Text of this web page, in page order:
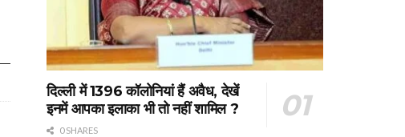
दिल्ली में 1396 कॉलोनियां हैं अवैध, देखें
इनमें आपका इलाका भी तो नहीं शामिल ?
0 SHARES